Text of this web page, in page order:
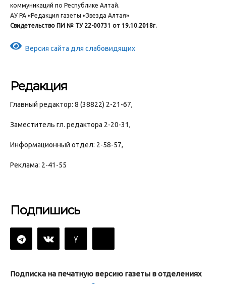
коммуникаций по Республике Алтай.
АУ РА «Редакция газеты «Звезда Алтая»
Свидетельство ПИ № ТУ 22-00731 от 19.10.2018г.
Версия сайта для слабовидящих
Редакция
Главный редактор: 8 (38822) 2-21-67,
Заместитель гл. редактора 2-20-31,
Информационный отдел: 2-58-57,
Реклама: 2-41-55
Подпишись
Подписка на печатную версию газеты в отделениях